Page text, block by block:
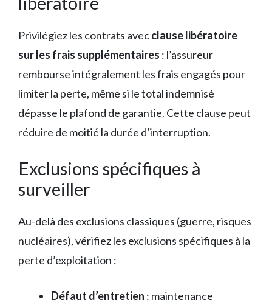
Privilégiez les contrats avecclause libératoire
sur les frais supplémentaires : l’assureur
rembourse intégralement les frais engagés pour
limiter la perte, même si le total indemnisé
dépasse le plafond de garantie. Cette clause peut
réduire de moitié la durée d’interruption.
Exclusions spécifiques à
surveiller
Au-delà des exclusions classiques (guerre, risques
nucléaires), vérifiez les exclusions spécifiques à la
perte d’exploitation :
Défaut d’entretien : maintenance